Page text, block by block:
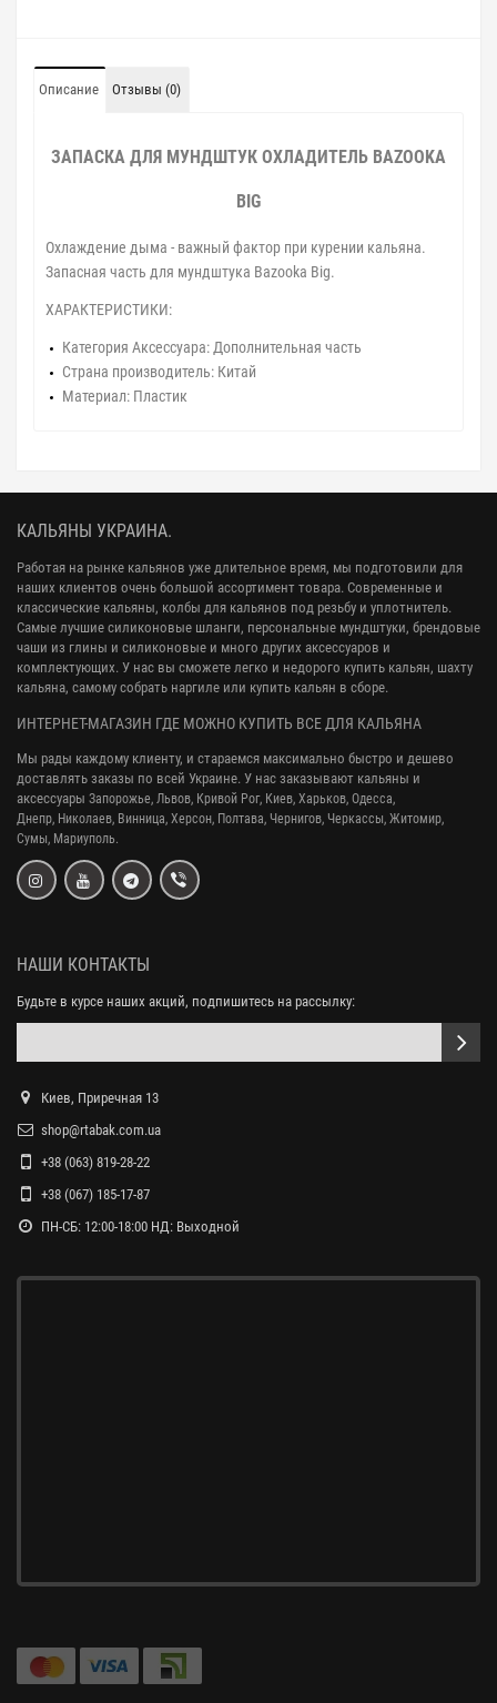
Описание Отзывы (0)
ЗАПАСКА ДЛЯ МУНДШТУК ОХЛАДИТЕЛЬ BAZOOKA
BIG
Охлаждение дыма - важный фактор при курении кальяна.
Запасная часть для мундштука Bazooka Big.
ХАРАКТЕРИСТИКИ:
Категория Аксессуара: Дополнительная часть
Страна производитель: Китай
Материал: Пластик
КАЛЬЯНЫ УКРАИНА.
Работая на рынке кальянов уже длительное время, мы подготовили для
наших клиентов очень большой ассортимент товара. Современные и
классические кальяны, колбы для кальянов под резьбу и уплотнитель.
Самые лучшие силиконовые шланги, персональные мундштуки, брендовые
чаши из глины и силиконовые и много других аксессуаров и
комплектующих. У нас вы сможете легко и недорого купить кальян, шахту
кальяна, самому собрать наргиле или купить кальян в сборе.
ИНТЕРНЕТ-МАГАЗИН ГДЕ МОЖНО КУПИТЬ ВСЕ ДЛЯ КАЛЬЯНА
Мы рады каждому клиенту, и стараемся максимально быстро и дешево
доставлять заказы по всей Украине. У нас заказывают кальяны и
аксессуары Запорожье, Львов, Кривой Рог, Киев, Харьков, Одесса,
Днепр, Николаев, Винница, Херсон, Полтава, Чернигов, Черкассы, Житомир,
Сумы, Мариуполь.
НАШИ КОНТАКТЫ
Будьте в курсе наших акций, подпишитесь на рассылку:
Киев, Приречная 13
shop@rtabak.com.ua
+38 (063) 819-28-22
+38 (067) 185-17-87
ПН-СБ: 12:00-18:00 НД: Выходной